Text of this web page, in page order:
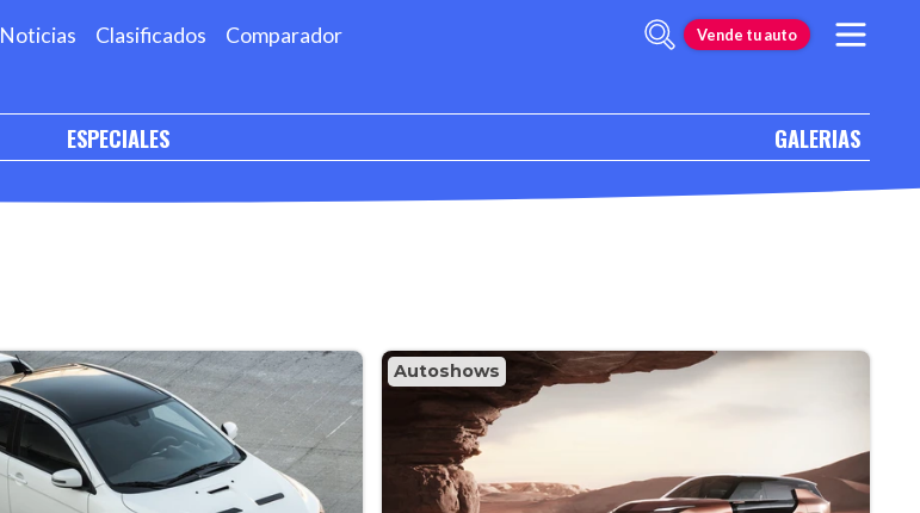
Noticias Clasificados Comparador Vende tu auto
ESPECIALES GALERIAS
Autoshows